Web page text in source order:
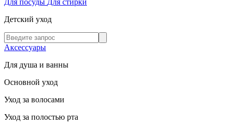
Для посуды Для стирки
Детский уход
Аксессуары
Для душа и ванны
Основной уход
Уход за волосами
Уход за полостью рта